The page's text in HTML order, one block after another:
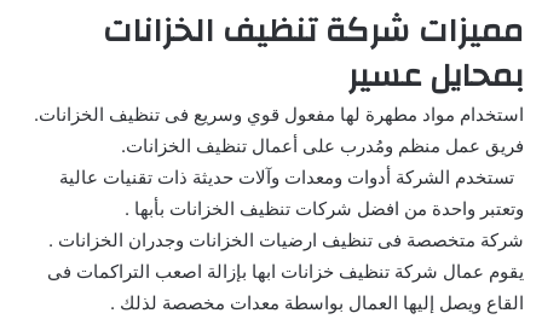
مميزات شركة تنظيف الخزانات
بمحايل عسير
استخدام مواد مطهرة لها مفعول قوي وسريع فى تنظيف الخزانات.
فريق عمل منظم ومُدرب على أعمال تنظيف الخزانات.
تستخدم الشركة أدوات ومعدات وآلات حديثة ذات تقنيات عالية
وتعتبر واحدة من افضل شركات تنظيف الخزانات بأبها .
شركة متخصصة فى تنظيف ارضيات الخزانات وجدران الخزانات .
يقوم عمال شركة تنظيف خزانات ابها بإزالة اصعب التراكمات فى
القاع ويصل إليها العمال بواسطة معدات مخصصة لذلك .